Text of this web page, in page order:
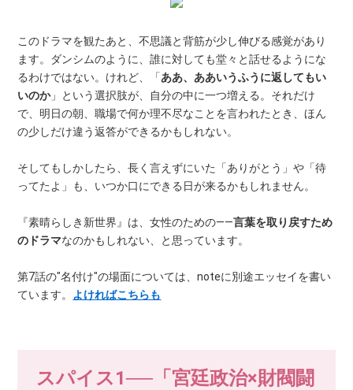
このドラマを観たあと、不思議と背筋が少し伸びる感覚があり
ます。ダンシムのように、誰に対しても堂々と話せるようにな
るわけではない。けれど、「ああ、ああいうふうに返してもい
いのか」という選択肢が、自分の中に一つ増える。それだけ
で、明日の朝、職場で何か理不尽なことを言われたとき、ほん
の少しだけ違う返答ができるかもしれない。
そしてもしかしたら、長く言えずにいた「ありがとう」や「待
ってたよ」も、いつか口にできる日が来るかもしれません。
『素晴らしき新世界』は、女性のための——言葉を取り戻すため
のドラマなのかもしれない、と思っています。
第7話の"名付け"の場面については、noteに別途エッセイを書い
ています。
よければこちらも
スパイス1──「宮廷政治×財閥闘